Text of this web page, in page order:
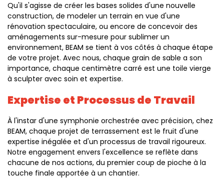
Qu'il s'agisse de créer les bases solides d'une nouvelle
construction, de modeler un terrain en vue d'une
rénovation spectaculaire, ou encore de concevoir des
aménagements sur-mesure pour sublimer un
environnement, BEAM se tient à vos côtés à chaque étape
de votre projet. Avec nous, chaque grain de sable a son
importance, chaque centimètre carré est une toile vierge
à sculpter avec soin et expertise.
Expertise et Processus de Travail
À l'instar d'une symphonie orchestrée avec précision, chez
BEAM, chaque projet de terrassement est le fruit d'une
expertise inégalée et d'un processus de travail rigoureux.
Notre engagement envers l'excellence se reflète dans
chacune de nos actions, du premier coup de pioche à la
touche finale apportée à un chantier.